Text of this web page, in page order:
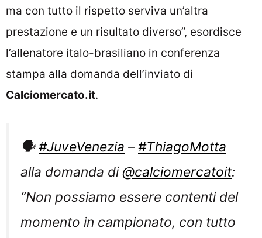
ma con tutto il rispetto serviva un’altra
prestazione e un risultato diverso”, esordisce
l’allenatore italo-brasiliano in conferenza
stampa alla domanda dell’inviato di
Calciomercato.it.
🗣️#JuveVenezia –#ThiagoMotta
alla domanda di@calciomercatoit:
“Non possiamo essere contenti del
momento in campionato, con tutto